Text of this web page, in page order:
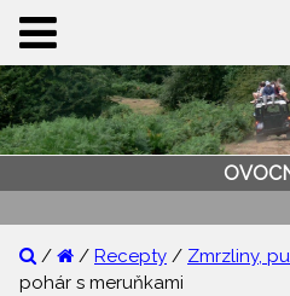
/ / Recepty / Zmrzliny,
pohár s meruňkami